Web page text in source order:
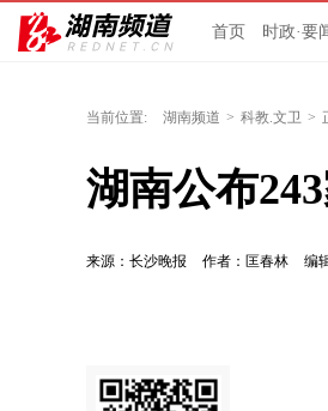
首页 时政·要
当前位置: 湖南频道 > 科教.文卫 >
湖南公布
来源：长沙晚报 作者：匡春林 编